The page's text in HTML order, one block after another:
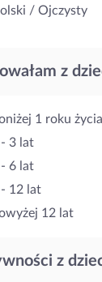
/ Ojczysty
z
1 roku życia
3 lat
6 lat
12 lat
12 lat
z